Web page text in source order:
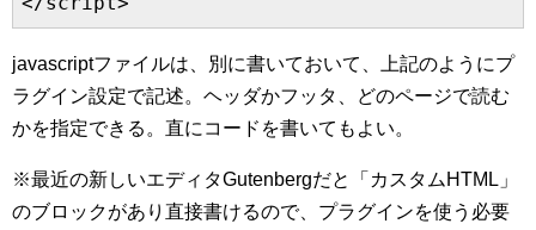
javascriptファイルは、別に書いておいて、上記のようにプ
ラグイン設定で記述。ヘッダかフッタ、どのページで読む
かを指定できる。直にコードを書いてもよい。
※最近の新しいエディタGutenbergだと「カスタムHTML」
のブロックがあり直接書けるので、プラグインを使う必要